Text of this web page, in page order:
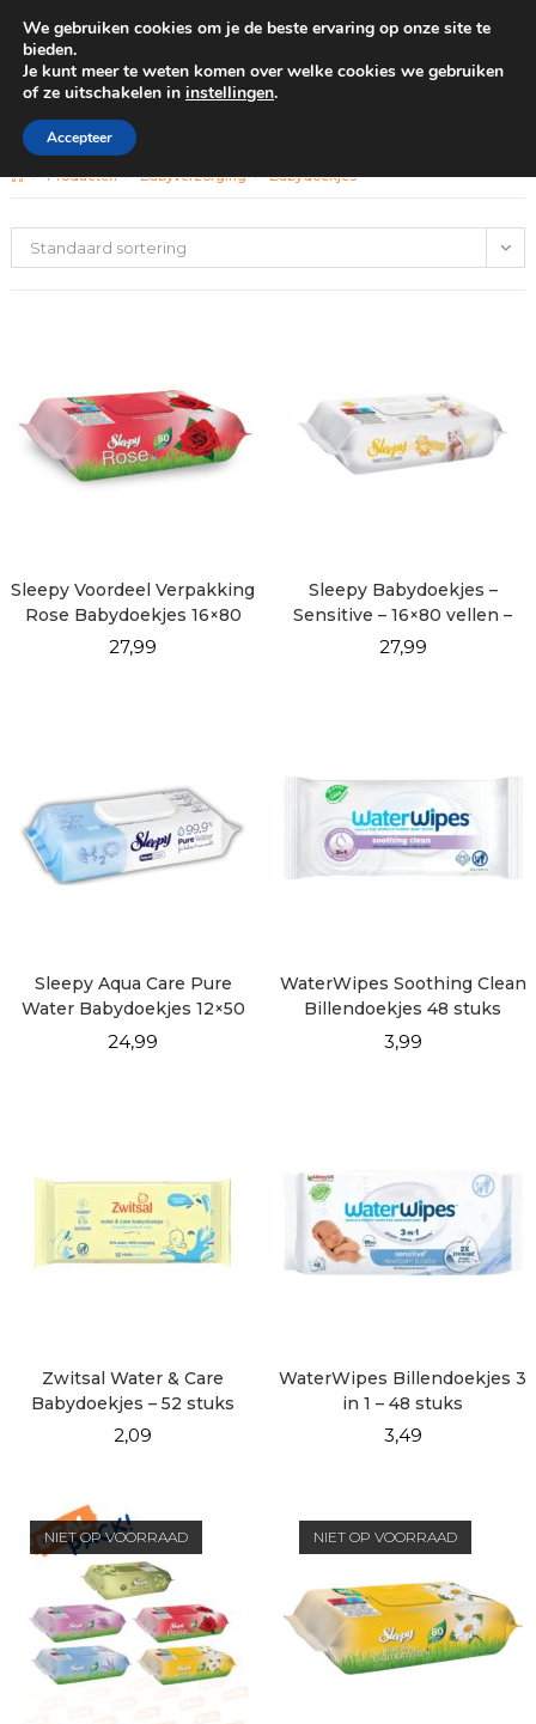
GRATIS BEZORGING VANAF €100
Babydoekjes
> Producten > Babyverzorging > Babydoekjes
Standaard sortering
Sleepy Voordeel Verpakking
Rose Babydoekjes 16×80
vellen
27,99
Sleepy Babydoekjes –
Sensitive – 16×80 vellen –
Voordeel Verpakking
27,99
Sleepy Aqua Care Pure
Water Babydoekjes 12×50
vellen
24,99
WaterWipes Soothing Clean
Billendoekjes 48 stuks
3,99
Zwitsal Water & Care
Babydoekjes – 52 stuks
2,09
WaterWipes Billendoekjes 3
in 1 – 48 stuks
3,49
NIET OP VOORRAAD NIET OP VOORRAAD
We gebruiken cookies om je de beste ervaring op onze site te
bieden.
Je kunt meer te weten komen over welke cookies we gebruiken
of ze uitschakelen in instellingen.
Accepteer